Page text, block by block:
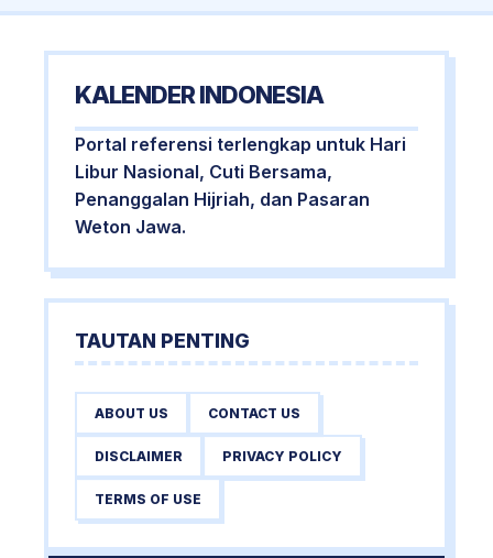
KALENDER INDONESIA
Portal referensi terlengkap untuk Hari
Libur Nasional, Cuti Bersama,
Penanggalan Hijriah, dan Pasaran
Weton Jawa.
TAUTAN PENTING
ABOUT US CONTACT US
DISCLAIMER PRIVACY POLICY
TERMS OF USE